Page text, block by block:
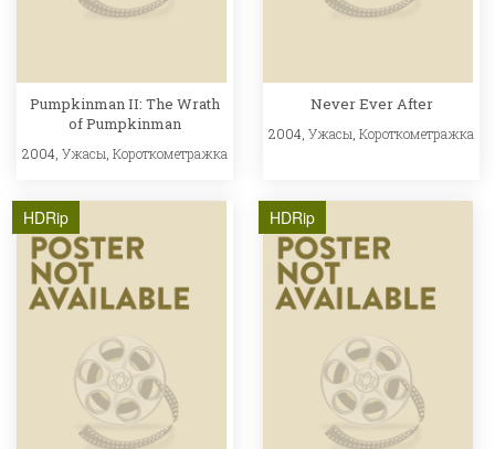
Pumpkinman II: The Wrath
of Pumpkinman
2004, Ужасы Короткометражка
Never Ever After
2004,Ужасы ,Короткометражка
HDRip HDRip